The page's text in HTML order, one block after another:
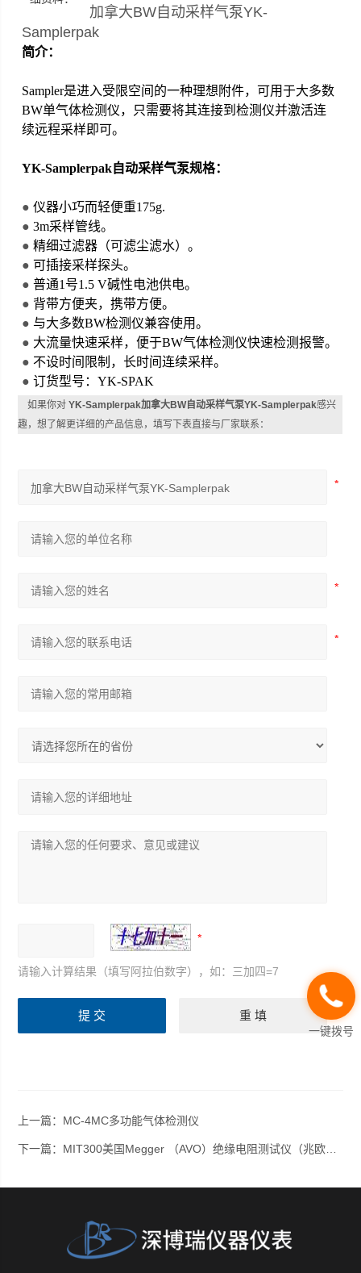
加拿大BW自动采样气泵YK-
Samplerpak
简介：
Sampler是进入受限空间的一种理想附件，可用于大多数
BW单气体检测仪，只需要将其连接到检测仪并激活连
续远程采样即可。
YK-Samplerpak自动采样气泵规格：
● 仪器小巧而轻便重175g.
● 3m采样管线。
● 精细过滤器（可滤尘滤水）。
● 可插接采样探头。
● 普通1号1.5 V碱性电池供电。
● 背带方便夹，携带方便。
● 与大多数BW检测仪兼容使用。
● 大流量快速采样，便于BW气体检测仪快速检测报警。
● 不设时间限制，长时间连续采样。
● 订货型号：YK-SPAK
如果你对YK-Samplerpak加拿大BW自动采样气泵YK-Samplerpak感兴
趣，想了解更详细的产品信息，填写下表直接与厂家联系：
请输入计算结果（填写阿拉伯数字），如：三加四=7
上一篇： MC-4MC多功能气体检测仪
下一篇： MIT300美国Megger （AVO）绝缘电阻测试仪（兆欧表）MIT300
一键拨号